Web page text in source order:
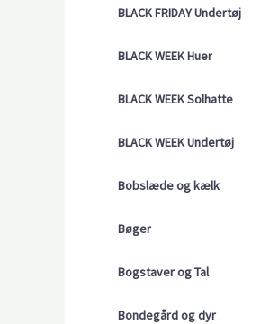
BLACK FRIDAY Undertøj
BLACK WEEK Huer
BLACK WEEK Solhatte
BLACK WEEK Undertøj
Bobslæde og kælk
Bøger
Bogstaver og Tal
Bondegård og dyr